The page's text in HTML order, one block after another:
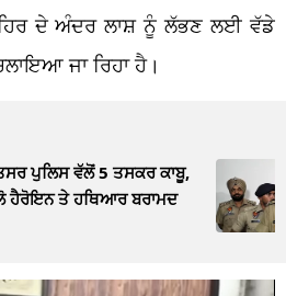
ਦੇ ਅੰਦਰ ਲਾਸ਼ ਨੂੰ ਲੱਭਣ ਲਈ ਵੱਡੇ
ਜਾ ਰਿਹਾ ਹੈ।
ਪੁਲਿਸ ਵੱਲੋਂ 5 ਤਸਕਰ ਕਾਬੂ,
ਹੈਰੋਇਨ ਤੇ ਹਥਿਆਰ ਬਰਾਮਦ